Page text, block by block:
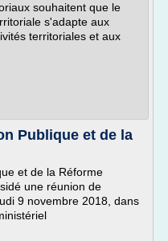
souhaitent que le
s'adapte aux
territoriales et aux
Publique et de la
et de la Réforme
une réunion de
9 novembre 2018, dans